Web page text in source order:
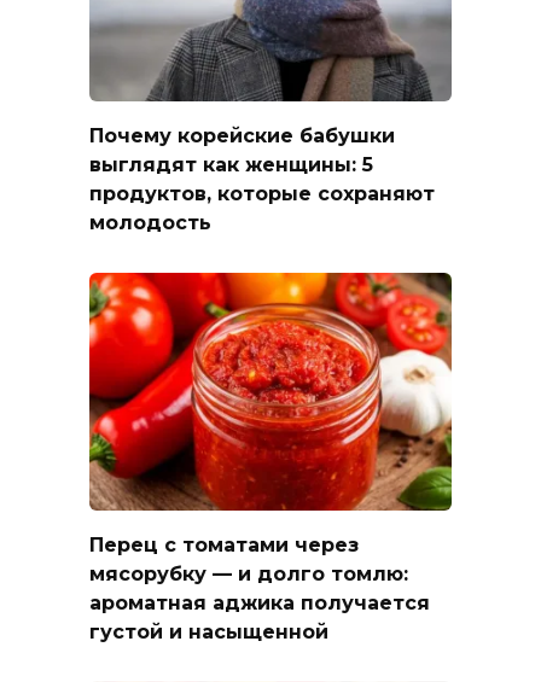
Почему корейские бабушки
выглядят как женщины: 5
продуктов, которые сохраняют
молодость
Перец с томатами через
мясорубку — и долго томлю:
ароматная аджика получается
густой и насыщенной